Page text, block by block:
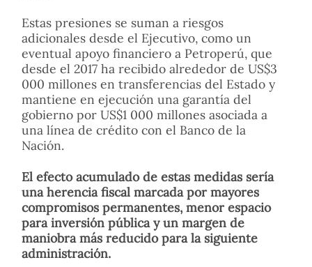
Estas presiones se suman a riesgos
adicionales desde el Ejecutivo, como un
eventual apoyo financiero a Petroperú, que
desde el 2017 ha recibido alrededor de US$3
000 millones en transferencias del Estado y
mantiene en ejecución una garantía del
gobierno por US$1 000 millones asociada a
una línea de crédito con el Banco de la
Nación.
El efecto acumulado de estas medidas sería
una herencia fiscal marcada por mayores
compromisos permanentes, menor espacio
para inversión pública y un margen de
maniobra más reducido para la siguiente
administración.